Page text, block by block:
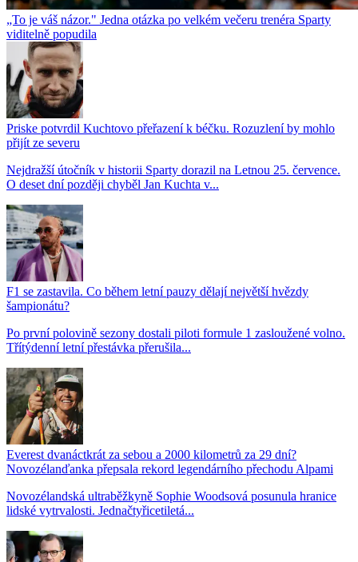
„To je váš názor." Jedna otázka po velkém večeru trenéra Sparty
viditelně popudila
Priske potvrdil Kuchtovo přeřazení k béčku. Rozuzlení by mohlo
přijít ze severu
Nejdražší útočník v historii Sparty dorazil na Letnou 25. července.
O deset dní později chyběl Jan Kuchta v...
F1 se zastavila. Co během letní pauzy dělají největší hvězdy
šampionátu?
Po první polovině sezony dostali piloti formule 1 zasloužené volno.
Třítýdenní letní přestávka přerušila...
Everest dvanáctkrát za sebou a 2000 kilometrů za 29 dní?
Novozélanďanka přepsala rekord legendárního přechodu Alpami
Novozélandská ultraběžkyně Sophie Woodsová posunula hranice
lidské vytrvalosti. Jednačtyřicetiletá...